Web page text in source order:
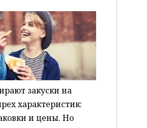
закуски на
характеристик:
и цены. Но